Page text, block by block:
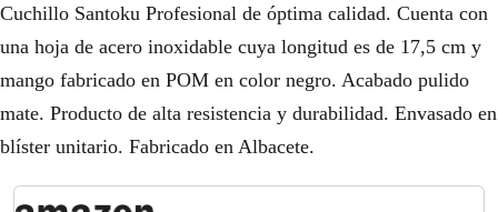
Cuchillo Santoku Profesional de óptima calidad. Cuenta con
una hoja de acero inoxidable cuya longitud es de 17,5 cm y
mango fabricado en POM en color negro. Acabado pulido
mate. Producto de alta resistencia y durabilidad. Envasado en
blíster unitario. Fabricado en Albacete.